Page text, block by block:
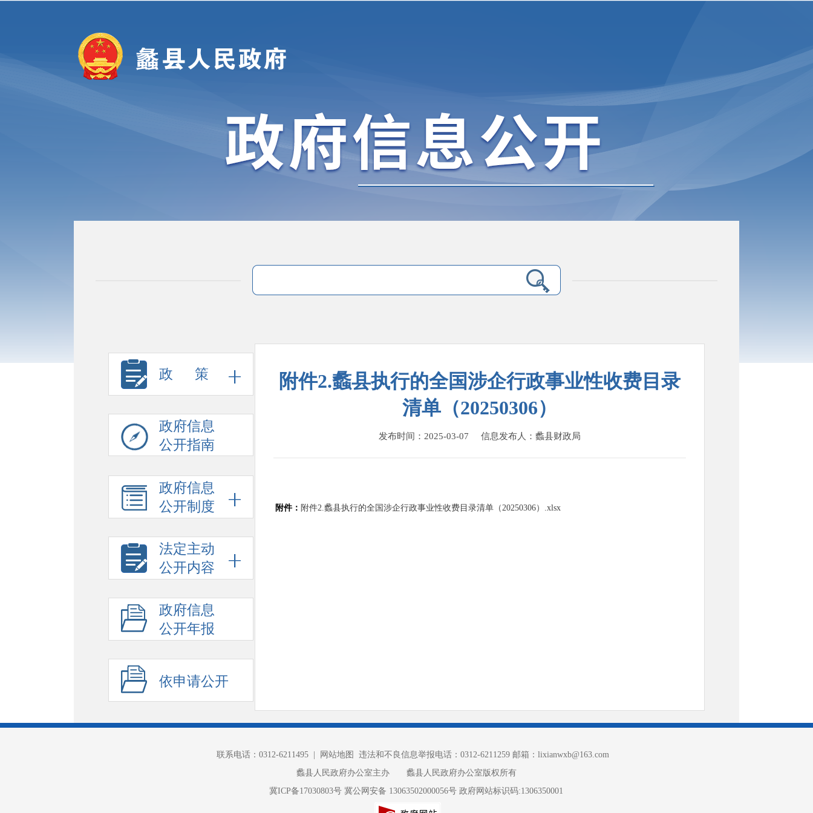
政 策
政府信息
公开指南
政府信息
公开制度
法定主动
公开内容
政府信息
公开年报
依申请公开
附件2.蠡县执行的全国涉企行政事业性收费目录
清单（20250306）
发布时间：2025-03-07 信息发布人：蠡县财政局
附件： 附件2.蠡县执行的全国涉企行政事业性收费目录清单（20250306）.xlsx
联系电话：0312-6211495 | 网站地图
违法和不良信息举报电话：0312-6211259 邮箱：lixianwxb@163.com
蠡县人民政府办公室主办 蠡县人民政府办公室版权所有
冀ICP备17030803号 冀公网安备 13063502000056号 政府网站标识码:1306350001